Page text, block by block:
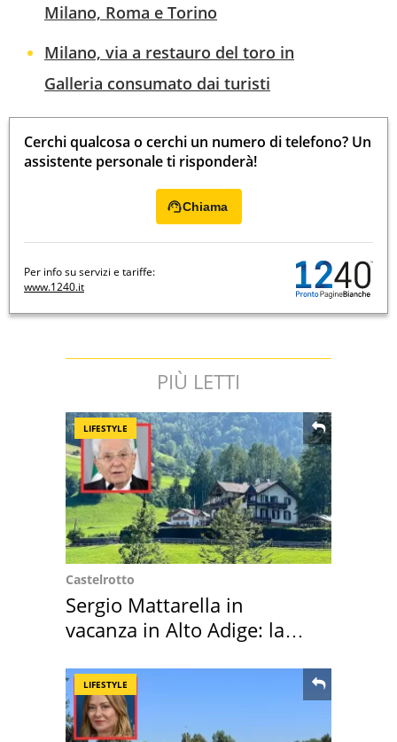
Milano, Roma e Torino
Milano, via a restauro del toro in
Galleria consumato dai turisti
Cerchi qualcosa o cerchi un numero di telefono? Un
assistente personale ti risponderà!
Chiama
Per info su servizi e tariffe:
www.1240.it
PIÙ LETTI
LIFESTYLE
Castelrotto
Sergio Mattarella in
vacanza in Alto Adige: la
LIFESTYLE